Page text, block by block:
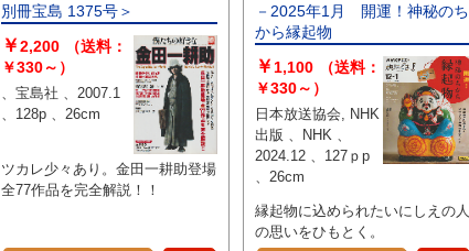
別冊宝島 1375号＞
￥2,200
（送料：
￥330～）
、宝島社 、2007.1
、128p 、26cm
ツカレ少々あり。金田一耕助登場
全77作品を完全解説！！
－2025年1月 開運！神秘のち
から縁起物
￥ 1,100
（送料：
￥330～）
日本放送協会, NHK
出版 、NHK 、
2024.12 、127ｐp
、26cm
縁起物に込められたいにしえの人
の思いをひもとく。